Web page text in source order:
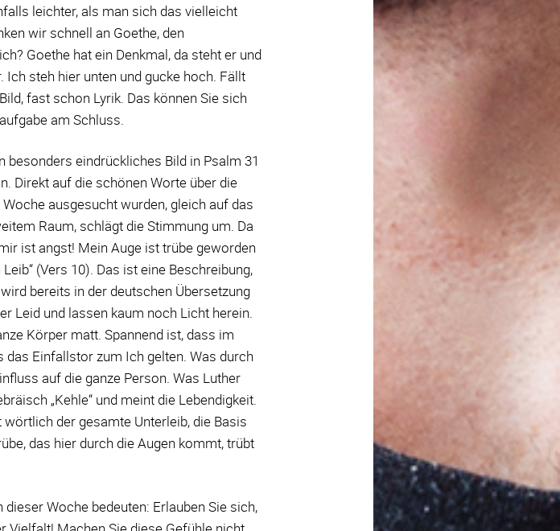
leichter, als man sich das vielleicht
wir schnell an Goethe, den
Goethe hat ein Denkmal, da steht er und
steh hier unten und gucke hoch. Fällt
fast schon Lyrik. Das können Sie sich
am Schluss.
eindrückliches Bild in Psalm 31
Direkt auf die schönen Worte über die
ausgesucht wurden, gleich auf das
Raum, schlägt die Stimmung um. Da
ist angst! Mein Auge ist trübe geworden
(Vers 10). Das ist eine Beschreibung,
bereits in der deutschen Übersetzung
Leid und lassen kaum noch Licht herein.
Körper matt. Spannend ist, dass im
Einfallstor zum Ich gelten. Was durch
auf die ganze Person. Was Luther
„Kehle“ und meint die Lebendigkeit.
der gesamte Unterleib, die Basis
das hier durch die Augen kommt, trübt
Woche bedeuten: Erlauben Sie sich,